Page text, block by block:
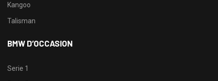
Kangoo
Talisman
BMW D’OCCASION
Serie 1